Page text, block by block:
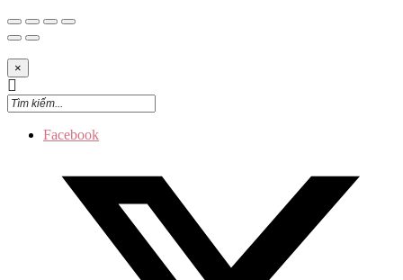
×
Facebook